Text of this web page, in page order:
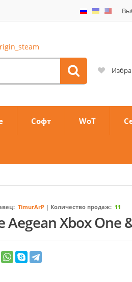
Софт WoT
TimurArP | Количество продаж: 11
Xbox One